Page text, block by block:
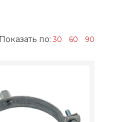
Показать по:30 60 90